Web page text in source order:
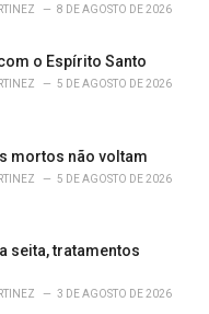
8 DE AGOSTO DE 2026
o Espírito Santo
5 DE AGOSTO DE 2026
mortos não voltam
5 DE AGOSTO DE 2026
seita, tratamentos
3 DE AGOSTO DE 2026